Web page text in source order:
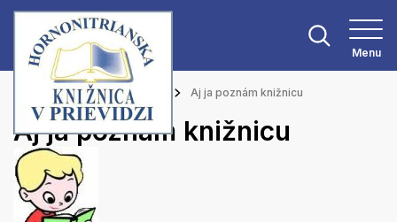
Menu
Hlavná stránka Podujatia Aj ja poznám knižnicu
Aj ja poznám knižnicu